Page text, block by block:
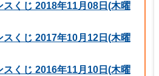
スくじ 2018年11月08日(木曜
スくじ 2017年10月12日(木曜
スくじ 2016年11月10日(木曜